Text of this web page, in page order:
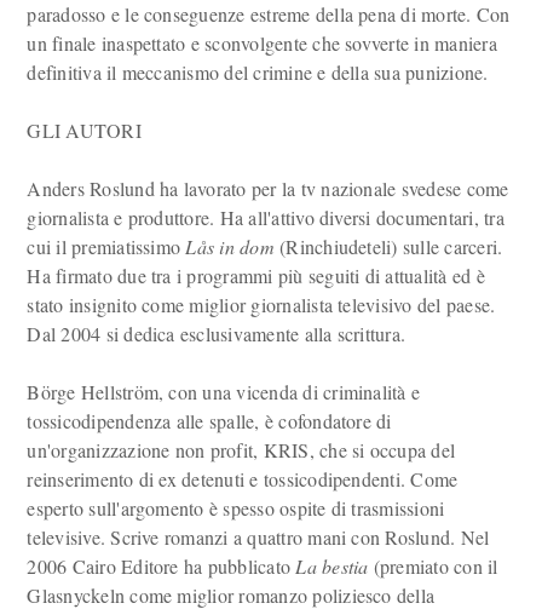
paradosso e le conseguenze estreme della pena di morte. Con
un finale inaspettato e sconvolgente che sovverte in maniera
definitiva il meccanismo del crimine e della sua punizione.
GLI AUTORI
Anders Roslund ha lavorato per la tv nazionale svedese come
giornalista e produttore. Ha all'attivo diversi documentari, tra
cui il premiatissimo Lås in dom (Rinchiudeteli) sulle carceri.
Ha firmato due tra i programmi più seguiti di attualità ed è
stato insignito come miglior giornalista televisivo del paese.
Dal 2004 si dedica esclusivamente alla scrittura.
Börge Hellström, con una vicenda di criminalità e
tossicodipendenza alle spalle, è cofondatore di
un'organizzazione non profit, KRIS, che si occupa del
reinserimento di ex detenuti e tossicodipendenti. Come
esperto sull'argomento è spesso ospite di trasmissioni
televisive. Scrive romanzi a quattro mani con Roslund. Nel
2006 Cairo Editore ha pubblicato La bestia (premiato con il
Glasnyckeln come miglior romanzo poliziesco della